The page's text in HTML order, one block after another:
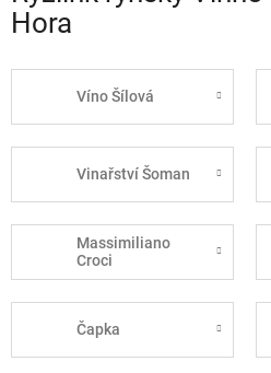
Hora
Víno Šílová
Vinařství Šoman
Massimiliano
Croci
Čapka